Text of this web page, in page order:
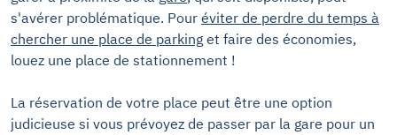
s'avérer problématique. Pour éviter de perdre du temps à
chercher une place de parking et faire des économies,
louez une place de stationnement !
La réservation de votre place peut être une option
judicieuse si vous prévoyez de passer par la gare pour un